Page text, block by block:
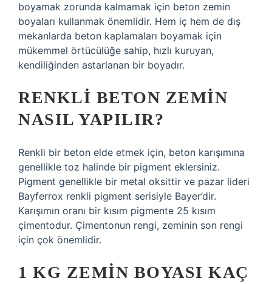
boyamak zorunda kalmamak için beton zemin
boyaları kullanmak önemlidir. Hem iç hem de dış
mekanlarda beton kaplamaları boyamak için
mükemmel örtücülüğe sahip, hızlı kuruyan,
kendiliğinden astarlanan bir boyadır.
RENKLI BETON ZEMIN
NASIL YAPILIR?
Renkli bir beton elde etmek için, beton karışımına
genellikle toz halinde bir pigment eklersiniz.
Pigment genellikle bir metal oksittir ve pazar lideri
Bayferrox renkli pigment serisiyle Bayer’dir.
Karışımın oranı bir kısım pigmente 25 kısım
çimentodur. Çimentonun rengi, zeminin son rengi
için çok önemlidir.
1 KG ZEMIN BOYASI KAÇ